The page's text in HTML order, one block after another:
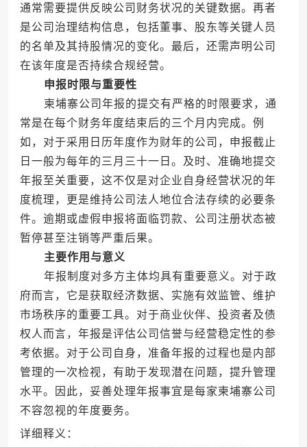
通常需要提供反映公司财务状况的关键数据。再者
是公司治理结构信息，包括董事、股东等关键人员
的名单及其持股情况的变化。最后，还需声明公司
在该年度是否持续合规经营。
申报时限与重要性
柬埔寨公司年报的提交有严格的时限要求，通
常是在每个财务年度结束后的三个月内完成。例
如，对于采用日历年度作为财年的公司，申报截止
日一般为每年的三月三十一日。及时、准确地提交
年报至关重要，这不仅是对企业自身经营状况的年
度梳理，更是维持公司法人地位合法存续的必要条
件。逾期或虚假申报将面临罚款、公司注册状态被
暂停甚至注销等严重后果。
主要作用与意义
年报制度对多方主体均具有重要意义。对于政
府而言，它是获取经济数据、实施有效监管、维护
市场秩序的重要工具。对于商业伙伴、投资者及债
权人而言，年报是评估公司信誉与经营稳定性的参
考依据。对于公司自身，准备年报的过程也是内部
管理的一次检视，有助于发现潜在问题，提升管理
水平。因此，妥善处理年报事宜是每家柬埔寨公司
不容忽视的年度要务。
详细释义：